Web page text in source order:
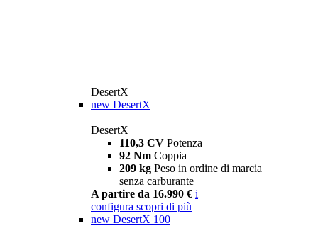
DesertX
new DesertX
DesertX
110,3 CV Potenza
92 Nm Coppia
209 kg Peso in ordine di marcia
senza carburante
A partire da 16.990 € i
configura scopri di più
new DesertX 100